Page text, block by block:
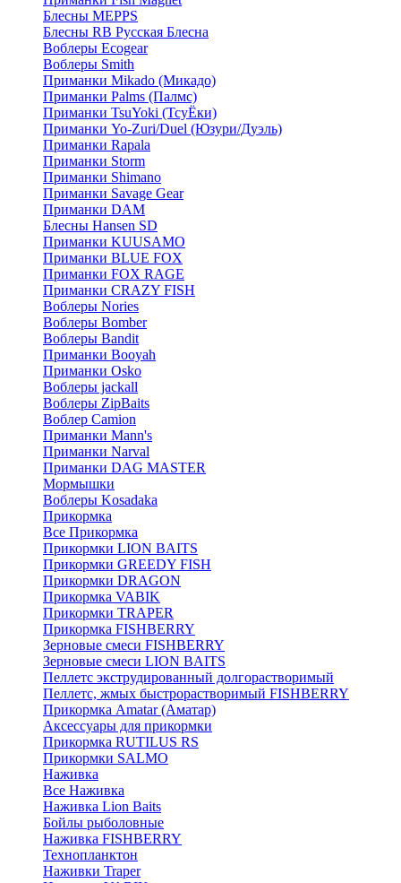
Блесны MEPPS
Блесны RB Русская Блесна
Воблеры Ecogear
Воблеры Smith
Приманки Mikado (Микадо)
Приманки Palms (Палмс)
Приманки TsuYoki (ТсуЁки)
Приманки Yo-Zuri/Duel (Юзури/Дуэль)
Приманки Rapala
Приманки Storm
Приманки Shimano
Приманки Savage Gear
Приманки DAM
Блесны Hansen SD
Приманки KUUSAMO
Приманки BLUE FOX
Приманки FOX RAGE
Приманки CRAZY FISH
Воблеры Nories
Воблеры Bomber
Воблеры Bandit
Приманки Booyah
Приманки Osko
Воблеры jackall
Воблеры ZipBaits
Воблер Camion
Приманки Mann's
Приманки Narval
Приманки DAG MASTER
Мормышки
Воблеры Kosadaka
Прикормка
Все Прикормка
Прикормки LION BAITS
Прикормки GREEDY FISH
Прикормки DRAGON
Прикормка VABIK
Прикормки TRAPER
Прикормка FISHBERRY
Зерновые смеси FISHBERRY
Зерновые смеси LION BAITS
Пеллетс экструдированный долгорастворимый
Пеллетс, жмых быстрорастворимый FISHBERRY
Прикормка Amatar (Аматар)
Аксессуары для прикормки
Прикормка RUTILUS RS
Прикормки SALMO
Наживка
Все Наживка
Наживка Lion Baits
Бойлы рыболовные
Наживка FISHBERRY
Технопланктон
Наживки Traper